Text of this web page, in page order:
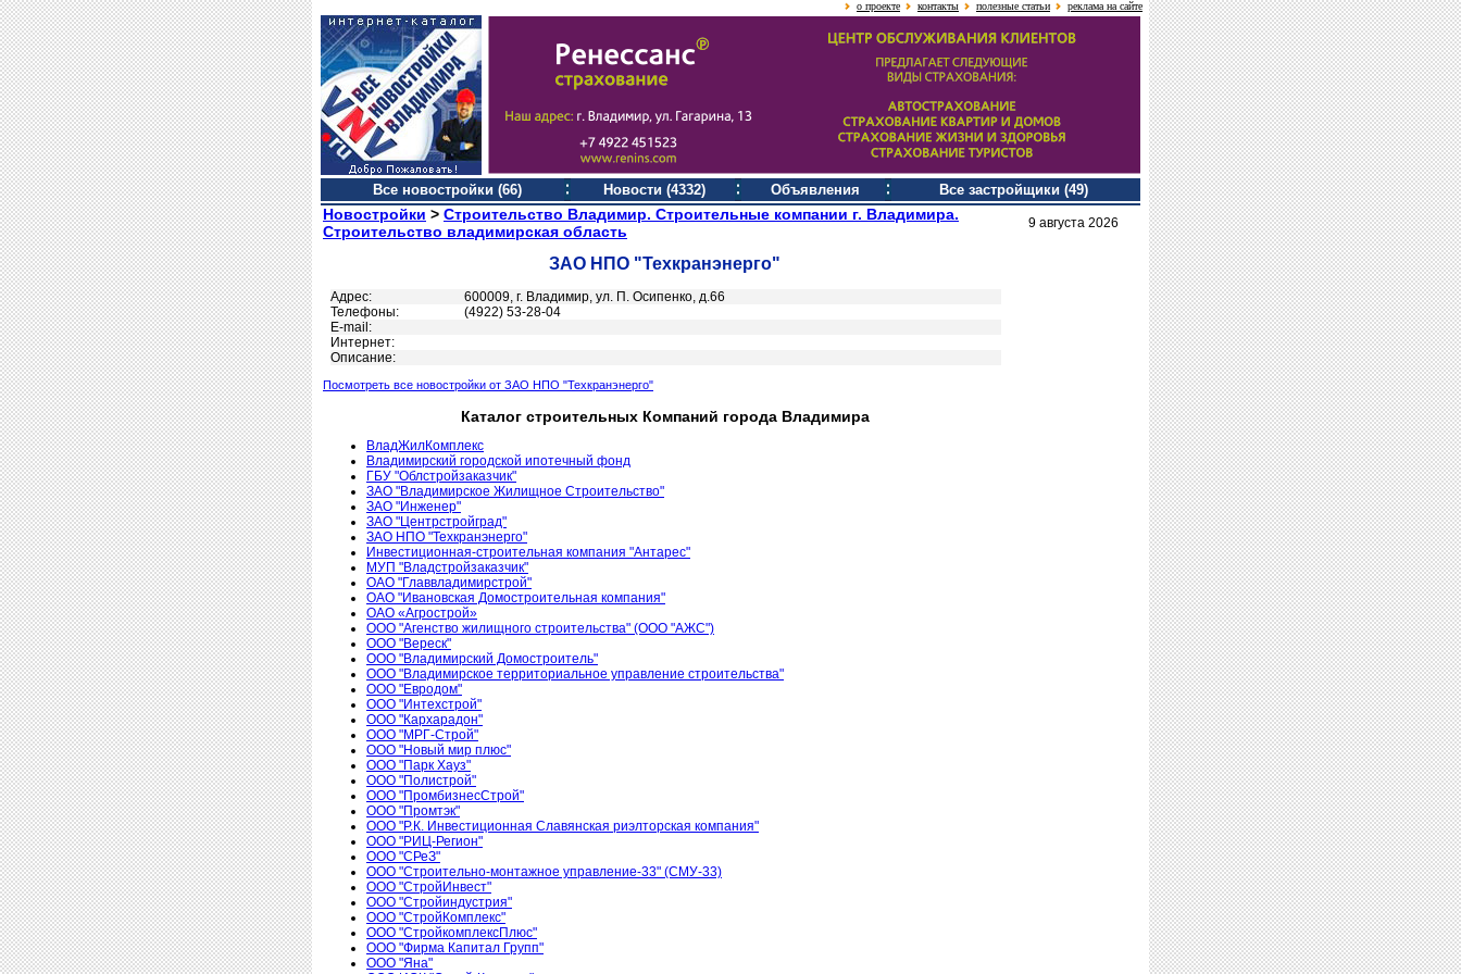
о проекте контакты полезные статьи реклама на сайте
Все новостройки (66) Новости (4332) Объявления Все застройщики (49)
Новостройки > Строительство Владимир. Строительные компании г. Владимира.
Строительство владимирская область
9 августа 2026
ЗАО НПО "Техкранэнерго"
Адрес:
600009, г. Владимир, ул. П. Осипенко, д.66
Телефоны:
(4922) 53-28-04
Е-mail:
Интернет:
Описание:
Посмотреть все новостройки от ЗАО НПО "Техкранэнерго"
Каталог строительных Компаний города Владимира
ВладЖилКомплекс
Владимирский городской ипотечный фонд
ГБУ "Облстройзаказчик"
ЗАО "Владимирское Жилищное Строительство"
ЗАО "Инженер"
ЗАО "Центрстройград"
ЗАО НПО "Техкранэнерго"
Инвестиционная-строительная компания "Антарес"
МУП "Владстройзаказчик"
ОАО "Главвладимирстрой"
ОАО "Ивановская Домостроительная компания"
ОАО «Агрострой»
ООО "Агенство жилищного строительства" (ООО "АЖС")
ООО "Вереск"
ООО "Владимирский Домостроитель"
ООО "Владимирское территориальное управление строительства"
ООО "Евродом"
ООО "Интехстрой"
ООО "Кархарадон"
ООО "МРГ-Строй"
ООО "Новый мир плюс"
ООО "Парк Хауз"
ООО "Полистрой"
ООО "ПромбизнесСтрой"
ООО "Промтэк"
ООО "Р.К. Инвестиционная Славянская риэлторская компания"
ООО "РИЦ-Регион"
ООО "СРеЗ"
ООО "Строительно-монтажное управление-33" (СМУ-33)
ООО "СтройИнвест"
ООО "Стройиндустрия"
ООО "СтройКомплекс"
ООО "СтройкомплексПлюс"
ООО "Фирма Капитал Групп"
ООО "Яна"